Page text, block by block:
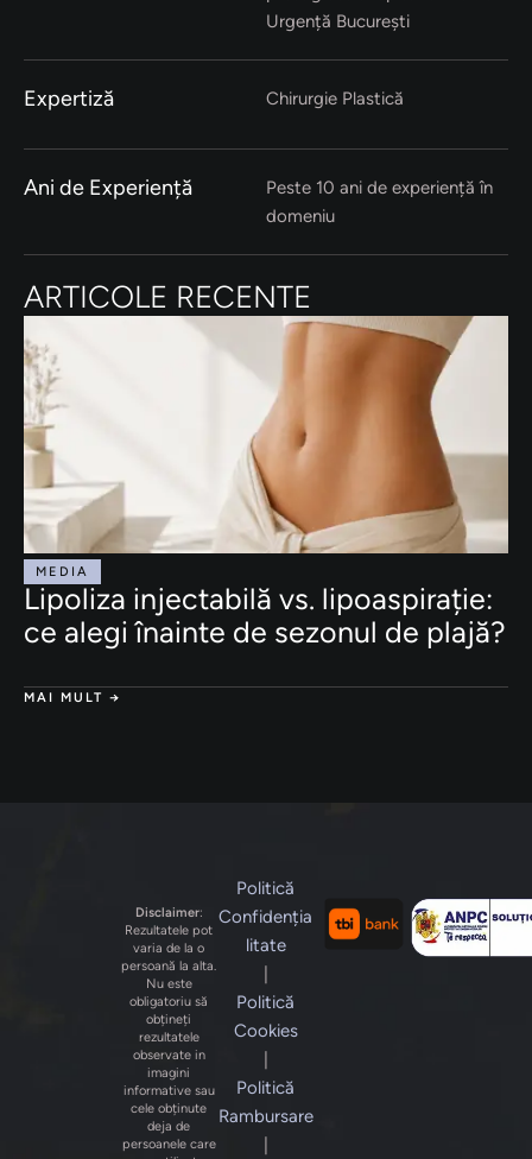
Urgență București
Expertiză Chirurgie Plastică
Ani de Experiență
Peste 10 ani de experiență în
domeniu
ARTICOLE RECENTE
MEDIA
Lipoliza injectabilă vs. lipoaspirație:
ce alegi înainte de sezonul de plajă?
MAI MULT →
Disclaimer:
Rezultatele pot
varia de la o
persoană la alta.
Nu este
obligatoriu să
obțineți
rezultatele
observate in
imagini
informative sau
cele obținute
deja de
persoanele care
Politică
Confidenția
litate
Politică
Cookies
Politică
Rambursare